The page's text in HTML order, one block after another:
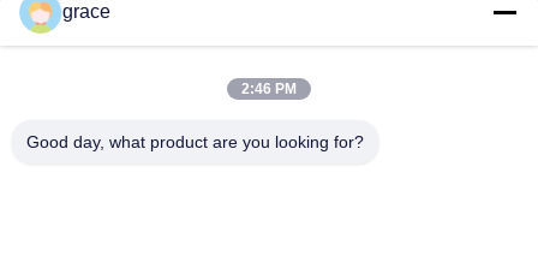
Instrument d'enquête de prisme de la construction de routes
64mm
Accessoires de examen se reflétants multi de prisme des
grace
2:46 PM
Good day, what product are you looking for?